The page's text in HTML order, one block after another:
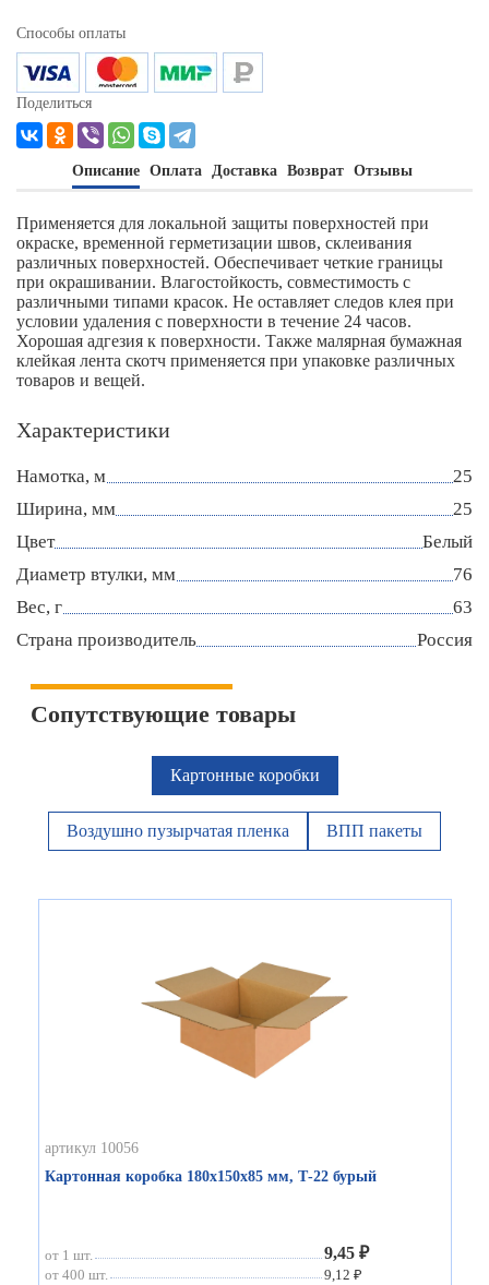
Способы оплаты
Поделиться
Описание Оплата Доставка Возврат Отзывы
Применяется для локальной защиты поверхностей при
окраске, временной герметизации швов, склеивания
различных поверхностей. Обеспечивает четкие границы
при окрашивании. Влагостойкость, совместимость с
различными типами красок. Не оставляет следов клея при
условии удаления с поверхности в течение 24 часов.
Хорошая адгезия к поверхности. Также малярная бумажная
клейкая лента скотч применяется при упаковке различных
товаров и вещей.
Характеристики
Намотка, м
25
Ширина, мм
25
Цвет
Белый
Диаметр втулки, мм
76
Вес, г
63
Страна производитель
Россия
Сопутствующие товары
Картонные коробки
Воздушно пузырчатая пленка ВПП пакеты
артикул 10056
Картонная коробка 180х150х85 мм, Т-22 бурый
от 1 шт. 9,45 ₽
от 400 шт.
9,12 ₽